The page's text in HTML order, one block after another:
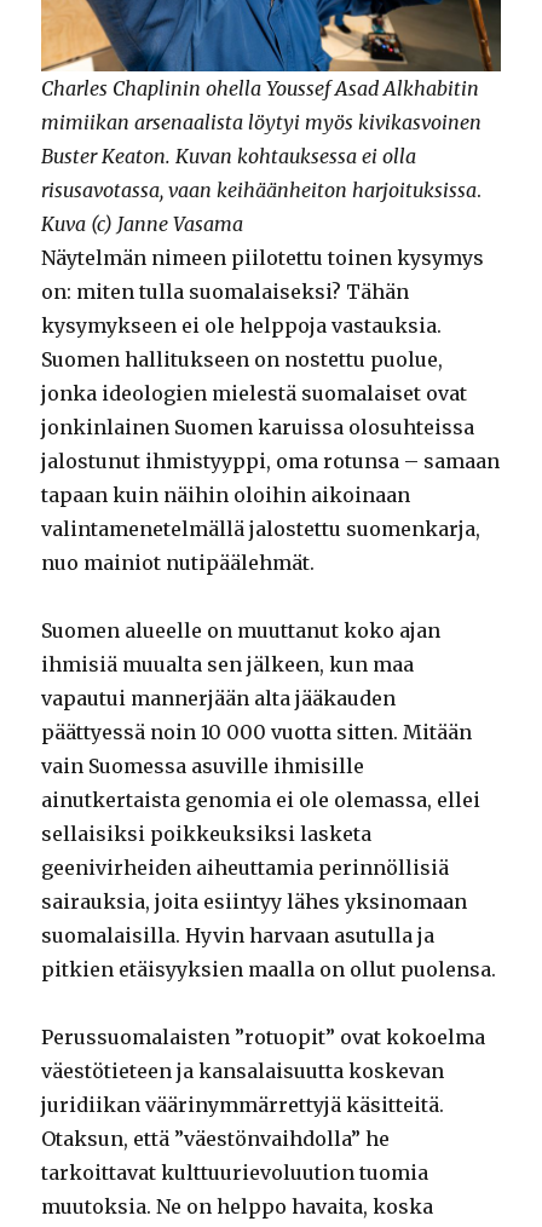
Charles Chaplinin ohella Youssef Asad Alkhabitin
mimiikan arsenaalista löytyi myös kivikasvoinen
Buster Keaton. Kuvan kohtauksessa ei olla
risusavotassa, vaan keihäänheiton harjoituksissa.
Kuva (c) Janne Vasama
Näytelmän nimeen piilotettu toinen kysymys
on: miten tulla suomalaiseksi? Tähän
kysymykseen ei ole helppoja vastauksia.
Suomen hallitukseen on nostettu puolue,
jonka ideologien mielestä suomalaiset ovat
jonkinlainen Suomen karuissa olosuhteissa
jalostunut ihmistyyppi, oma rotunsa – samaan
tapaan kuin näihin oloihin aikoinaan
valintamenetelmällä jalostettu suomenkarja,
nuo mainiot nutipäälehmät.
Suomen alueelle on muuttanut koko ajan
ihmisiä muualta sen jälkeen, kun maa
vapautui mannerjään alta jääkauden
päättyessä noin 10 000 vuotta sitten. Mitään
vain Suomessa asuville ihmisille
ainutkertaista genomia ei ole olemassa, ellei
sellaisiksi poikkeuksiksi lasketa
geenivirheiden aiheuttamia perinnöllisiä
sairauksia, joita esiintyy lähes yksinomaan
suomalaisilla. Hyvin harvaan asutulla ja
pitkien etäisyyksien maalla on ollut puolensa.
Perussuomalaisten ”rotuopit” ovat kokoelma
väestötieteen ja kansalaisuutta koskevan
juridiikan väärinymmärrettyjä käsitteitä.
Otaksun, että ”väestönvaihdolla” he
tarkoittavat kulttuurievoluution tuomia
muutoksia. Ne on helppo havaita, koska